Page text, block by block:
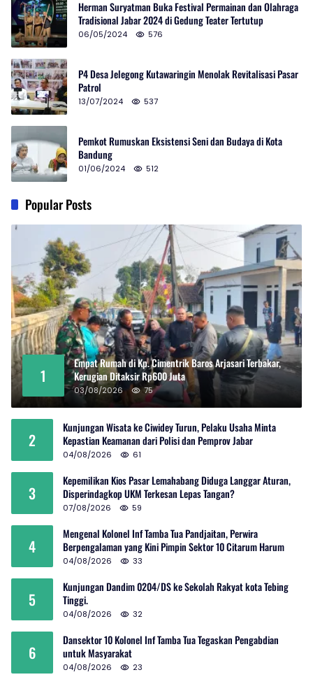
Herman Suryatman Buka Festival Permainan dan Olahraga
Tradisional Jabar 2024 di Gedung Teater Tertutup
06/05/2024 576
P4 Desa Jelegong Kutawaringin Menolak Revitalisasi Pasar
Patrol
13/07/2024 537
Pemkot Rumuskan Eksistensi Seni dan Budaya di Kota
Bandung
01/06/2024 512
Popular Posts
1
Empat Rumah di Kp. Cimentrik Baros Arjasari Terbakar,
Kerugian Ditaksir Rp600 Juta
03/08/2026 75
2
Kunjungan Wisata ke Ciwidey Turun, Pelaku Usaha Minta
Kepastian Keamanan dari Polisi dan Pemprov Jabar
04/08/2026 61
3
Kepemilikan Kios Pasar Lemahabang Diduga Langgar Aturan,
Disperindagkop UKM Terkesan Lepas Tangan?
07/08/2026 59
4
Mengenal Kolonel Inf Tamba Tua Pandjaitan, Perwira
Berpengalaman yang Kini Pimpin Sektor 10 Citarum Harum
04/08/2026 33
5
Kunjungan Dandim 0204/DS ke Sekolah Rakyat kota Tebing
Tinggi.
04/08/2026 32
6
Dansektor 10 Kolonel Inf Tamba Tua Tegaskan Pengabdian
untuk Masyarakat
04/08/2026 23